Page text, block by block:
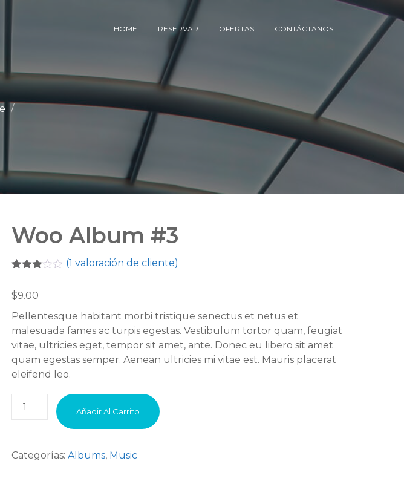
HOME RESERVAR OFERTAS CONTÁCTANOS
Woo Album #3
3.00de
base
valoración
de un
(1 valoración de cliente)
$9.00
Pellentesque habitant morbi tristique senectus et netus et
malesuada fames ac turpis egestas. Vestibulum tortor quam, feugiat
vitae, ultricies eget, tempor sit amet, ante. Donec eu libero sit amet
quam egestas semper. Aenean ultricies mi vitae est. Mauris placerat
eleifend leo.
Woo
Añadir Al Carrito
Categorías: Albums, Music